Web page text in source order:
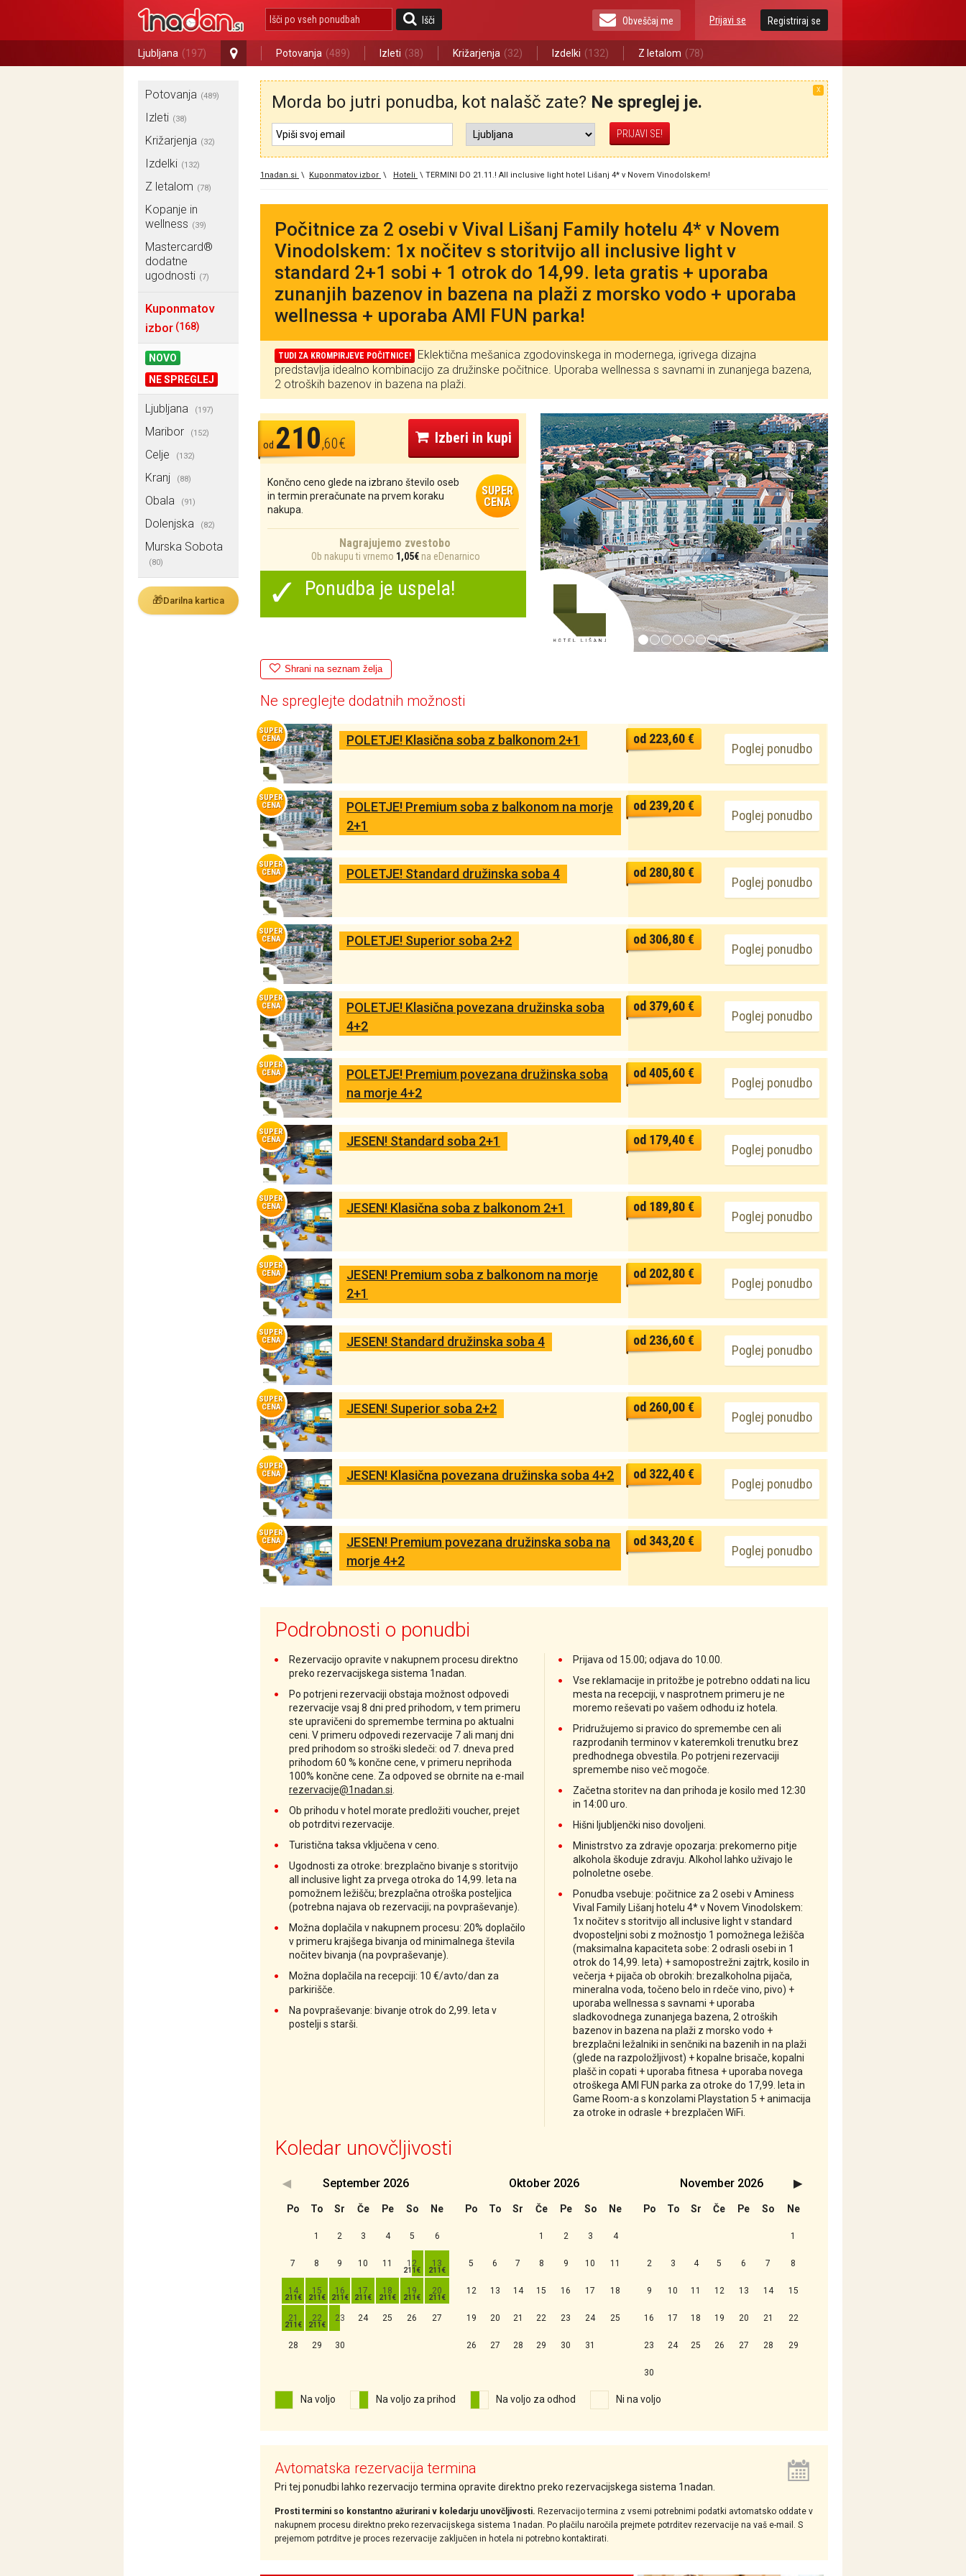
Išči Prijavi se Registriraj se
Obveščaj me
Ljubljana (197) Potovanja (489) Izleti (38) Križarjenja (32) Izdelki (132) Z letalom (78)
Potovanja (489)
Izleti (38)
Križarjenja (32)
Izdelki (132)
Z letalom (78)
Kopanje in
wellness (39)
Mastercard®
dodatne
ugodnosti (7)
Kuponmatov
izbor (168)
NOVO
NE SPREGLEJ
Ljubljana (197)
Maribor (152)
Celje (132)
Kranj (88)
Obala (91)
Dolenjska (82)
Murska Sobota
(80)
🎁Darilna kartica
X
Morda bo jutri ponudba, kot nalašč zate? Ne spreglej je.
1nadan.si \ Kuponmatov izbor \ Hoteli \ TERMINI DO 21.11.! All inclusive light hotel Lišanj 4* v Novem Vinodolskem!
Počitnice za 2 osebi v Vival Lišanj Family hotelu 4* v Novem
Vinodolskem: 1x nočitev s storitvijo all inclusive light v
standard 2+1 sobi + 1 otrok do 14,99. leta gratis + uporaba
zunanjih bazenov in bazena na plaži z morsko vodo + uporaba
wellnessa + uporaba AMI FUN parka!
TUDI ZA KROMPIRJEVE POČITNICE!
Eklektična mešanica zgodovinskega in modernega, igrivega dizajna
predstavlja idealno kombinacijo za družinske počitnice. Uporaba wellnessa s savnami in zunanjega bazena,
2 otroških bazenov in bazena na plaži.
od 210,60€ Izberi in kupi
Končno ceno glede na izbrano število oseb
in termin preračunate na prvem koraku
nakupa.
SUPER
CENA
Nagrajujemo zvestobo
Ob nakupu ti vrnemo 1,05€na eDenarnico
✓ Ponudba je uspela!
Shrani na seznam želja
Ne spreglejte dodatnih možnosti
SUPER
CENA
POLETJE! Klasična soba z balkonom 2+1
Poglej ponudbo
od 223,60 €
SUPER
CENA
POLETJE! Premium soba z balkonom na morje
2+1
Poglej ponudbo
od 239,20 €
SUPER
CENA
POLETJE! Standard družinska soba 4
Poglej ponudbo
od 280,80 €
SUPER
CENA
POLETJE! Superior soba 2+2
Poglej ponudbo
od 306,80 €
SUPER
CENA
POLETJE! Klasična povezana družinska soba
4+2
Poglej ponudbo
od 379,60 €
SUPER
CENA
POLETJE! Premium povezana družinska soba
na morje 4+2
Poglej ponudbo
od 405,60 €
SUPER
CENA
JESEN! Standard soba 2+1
Poglej ponudbo
od 179,40 €
SUPER
CENA
JESEN! Klasična soba z balkonom 2+1
Poglej ponudbo
od 189,80 €
SUPER
CENA
JESEN! Premium soba z balkonom na morje
2+1
Poglej ponudbo
od 202,80 €
SUPER
CENA
JESEN! Standard družinska soba 4
Poglej ponudbo
od 236,60 €
SUPER
CENA
JESEN! Superior soba 2+2
Poglej ponudbo
od 260,00 €
SUPER
CENA
JESEN! Klasična povezana družinska soba 4+2
Poglej ponudbo
od 322,40 €
SUPER
CENA
JESEN! Premium povezana družinska soba na
morje 4+2
Poglej ponudbo
od 343,20 €
Podrobnosti o ponudbi
Rezervacijo opravite v nakupnem procesu direktno
preko rezervacijskega sistema 1nadan.
Po potrjeni rezervaciji obstaja možnost odpovedi
rezervacije vsaj 8 dni pred prihodom, v tem primeru
ste upravičeni do spremembe termina po aktualni
ceni. V primeru odpovedi rezervacije 7 ali manj dni
pred prihodom so stroški sledeči: od 7. dneva pred
prihodom 60 % končne cene, v primeru neprihoda
100% končne cene. Za odpoved se obrnite na e-mail
rezervacije@1nadan.si
Ob prihodu v hotel morate predložiti voucher, prejet
ob potrditvi rezervacije.
Turistična taksa vključena v ceno.
Ugodnosti za otroke: brezplačno bivanje s storitvijo
all inclusive light za prvega otroka do 14,99. leta na
pomožnem ležišču; brezplačna otroška posteljica
(potrebna najava ob rezervaciji; na povpraševanje).
Možna doplačila v nakupnem procesu: 20% doplačilo
v primeru krajšega bivanja od minimalnega števila
nočitev bivanja (na povpraševanje).
Možna doplačila na recepciji: 10 €/avto/dan za
parkirišče.
Na povpraševanje: bivanje otrok do 2,99. leta v
postelji s starši.
Prijava od 15.00; odjava do 10.00.
Vse reklamacije in pritožbe je potrebno oddati na licu
mesta na recepciji, v nasprotnem primeru je ne
moremo reševati po vašem odhodu iz hotela.
Pridružujemo si pravico do spremembe cen ali
razprodanih terminov v kateremkoli trenutku brez
predhodnega obvestila. Po potrjeni rezervaciji
spremembe niso več mogoče.
Začetna storitev na dan prihoda je kosilo med 12:30
in 14:00 uro.
Hišni ljubljenčki niso dovoljeni.
Ministrstvo za zdravje opozarja: prekomerno pitje
alkohola škoduje zdravju. Alkohol lahko uživajo le
polnoletne osebe.
Ponudba vsebuje: počitnice za 2 osebi v Aminess
Vival Family Lišanj hotelu 4* v Novem Vinodolskem:
1x nočitev s storitvijo all inclusive light v standard
dvoposteljni sobi z možnostjo 1 pomožnega ležišča
(maksimalna kapaciteta sobe: 2 odrasli osebi in 1
otrok do 14,99. leta) + samopostrežni zajtrk, kosilo in
večerja + pijača ob obrokih: brezalkoholna pijača,
mineralna voda, točeno belo in rdeče vino, pivo) +
uporaba wellnessa s savnami + uporaba
sladkovodnega zunanjega bazena, 2 otroških
bazenov in bazena na plaži z morsko vodo +
brezplačni ležalniki in senčniki na bazenih in na plaži
(glede na razpoložljivost) + kopalne brisače, kopalni
plašč in copati + uporaba fitnesa + uporaba novega
otroškega AMI FUN parka za otroke do 17,99. leta in
Game Room-a s konzolami Playstation 5 + animacija
za otroke in odrasle + brezplačen WiFi.
Koledar unovčljivosti
September 2026
Po To Sr Če Pe So Ne
1 2 3 4 5 6
7 8 9 10 11 12 13
14 15 16 17 18 19 20
21 22 23 24 25 26 27
28 29 30
Oktober 2026
Po To Sr Če Pe So Ne
1 2 3 4
5 6 7 8 9 10 11
12 13 14 15 16 17 18
19 20 21 22 23 24 25
26 27 28 29 30 31
November 2026
Po To Sr Če Pe So Ne
1
2 3 4 5 6 7 8
9 10 11 12 13 14 15
16 17 18 19 20 21 22
23 24 25 26 27 28 29
30
Na voljo Na voljo za prihod Na voljo za odhod Ni na voljo
Avtomatska rezervacija termina
Pri tej ponudbi lahko rezervacijo termina opravite direktno preko rezervacijskega sistema 1nadan.
Prosti termini so konstantno ažurirani v koledarju unovčljivosti. Rezervacijo termina z vsemi potrebnimi podatki avtomatsko oddate v
nakupnem procesu direktno preko rezervacijskega sistema 1nadan. Po plačilu naročila prejmete potrditev rezervacije na vaš e-mail. S
prejemom potrditve je proces rezervacije zaključen in hotela ni potrebno kontaktirati.